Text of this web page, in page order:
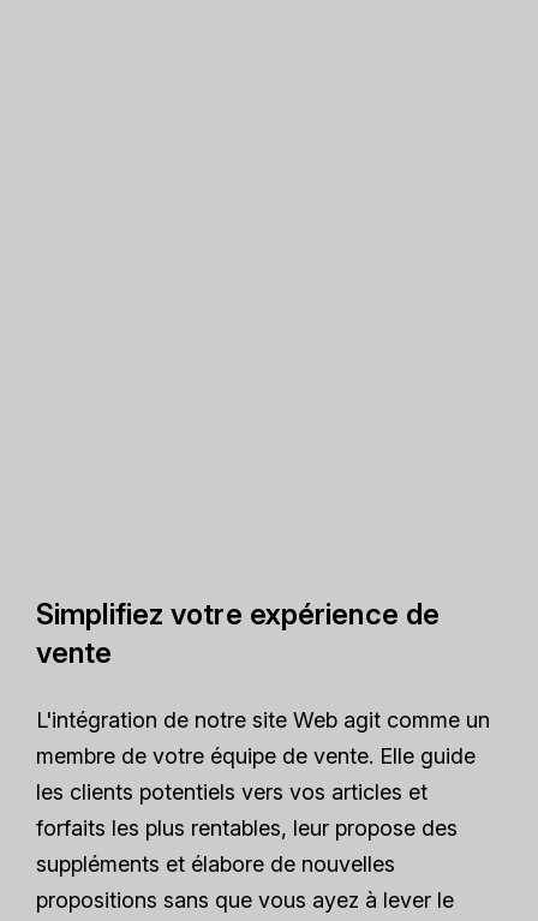
Simplifiez votre expérience de
vente
L'intégration de notre site Web agit comme un
membre de votre équipe de vente. Elle guide
les clients potentiels vers vos articles et
forfaits les plus rentables, leur propose des
suppléments et élabore de nouvelles
propositions sans que vous ayez à lever le